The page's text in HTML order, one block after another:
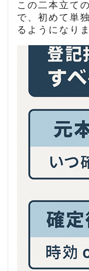
この二本立て
で、初めて単
るようになり